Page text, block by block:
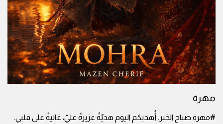
مهرة
#مهرة صباح الخير. أُهديكم اليوم هديّةً عزيزةً عليّ، غاليةً على قلبي.